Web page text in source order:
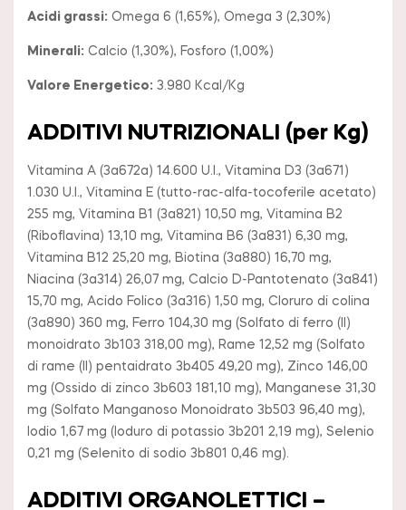
Acidi grassi: Omega 6 (1,65%), Omega 3 (2,30%)
Minerali: Calcio (1,30%), Fosforo (1,00%)
Valore Energetico: 3.980 Kcal/Kg
ADDITIVI NUTRIZIONALI (per Kg)
Vitamina A (3a672a) 14.600 U.I., Vitamina D3 (3a671)
1.030 U.I., Vitamina E (tutto-rac-alfa-tocoferile acetato)
255 mg, Vitamina B1 (3a821) 10,50 mg, Vitamina B2
(Riboflavina) 13,10 mg, Vitamina B6 (3a831) 6,30 mg,
Vitamina B12 25,20 mg, Biotina (3a880) 16,70 mg,
Niacina (3a314) 26,07 mg, Calcio D-Pantotenato (3a841)
15,70 mg, Acido Folico (3a316) 1,50 mg, Cloruro di colina
(3a890) 360 mg, Ferro 104,30 mg (Solfato di ferro (II)
monoidrato 3b103 318,00 mg), Rame 12,52 mg (Solfato
di rame (II) pentaidrato 3b405 49,20 mg), Zinco 146,00
mg (Ossido di zinco 3b603 181,10 mg), Manganese 31,30
mg (Solfato Manganoso Monoidrato 3b503 96,40 mg),
Iodio 1,67 mg (Ioduro di potassio 3b201 2,19 mg), Selenio
0,21 mg (Selenito di sodio 3b801 0,46 mg).
ADDITIVI ORGANOLETTICI –